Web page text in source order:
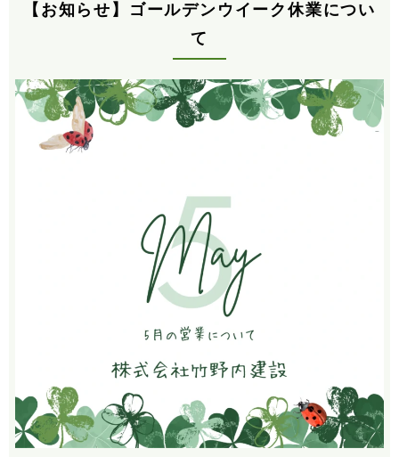
【お知らせ】ゴールデンウイーク休業につい
て